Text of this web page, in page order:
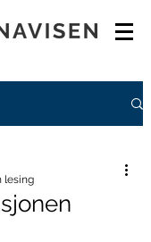
lesing